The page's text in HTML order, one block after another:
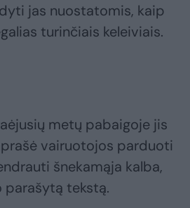
jas nuostatomis, kaip
turinčiais keleiviais.
metų pabaigoje jis
vairuotojos parduoti
šnekamąja kalba,
tekstą.